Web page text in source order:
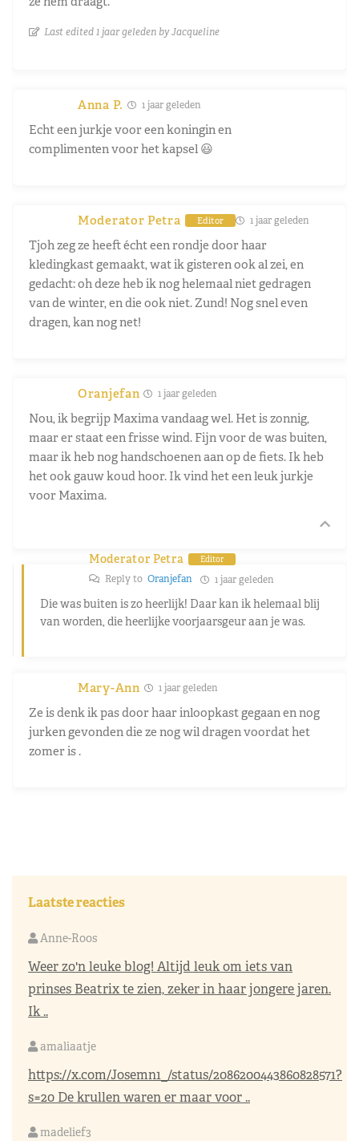
Last edited 1 jaar geleden by Jacqueline
Anna P. 1 jaar geleden
Echt een jurkje voor een koningin en
complimenten voor het kapsel 😃
Moderator Petra Editor 1 jaar geleden
Tjoh zeg ze heeft écht een rondje door haar
kledingkast gemaakt, wat ik gisteren ook al zei, en
gedacht: oh deze heb ik nog helemaal niet gedragen
van de winter, en die ook niet. Zund! Nog snel even
dragen, kan nog net!
Oranjefan 1 jaar geleden
Nou, ik begrijp Maxima vandaag wel. Het is zonnig,
maar er staat een frisse wind. Fijn voor de was buiten,
maar ik heb nog handschoenen aan op de fiets. Ik heb
het ook gauw koud hoor. Ik vind het een leuk jurkje
voor Maxima.
Moderator Petra Editor
Reply to Oranjefan 1 jaar geleden
Die was buiten is zo heerlijk! Daar kan ik helemaal blij
van worden, die heerlijke voorjaarsgeur aan je was.
Mary-Ann 1 jaar geleden
Ze is denk ik pas door haar inloopkast gegaan en nog
jurken gevonden die ze nog wil dragen voordat het
zomer is .
Laatste reacties
Anne-Roos
Weer zo'n leuke blog! Altijd leuk om iets van
prinses Beatrix te zien, zeker in haar jongere jaren.
Ik ..
amaliaatje
https://x.com/Josemn1_/status/2086200443860828571?
s=20 De krullen waren er maar voor ..
madelief3